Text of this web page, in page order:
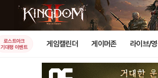
로스트아크
기대평 이벤트
게임캘린더 게이머존 라이브/